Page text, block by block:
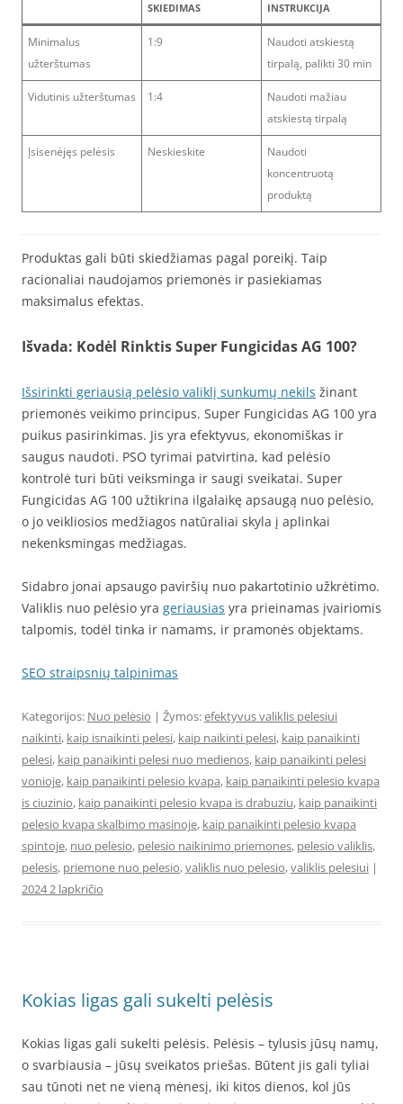
SKIEDIMAS
INSTRUKCIJA
Minimalus
užterštumas
1:9
Naudoti atskiestą
tirpalą, palikti 30 min
Vidutinis užterštumas 1:4
Naudoti mažiau
atskiestą tirpalą
Įsisenėjęs pelėsis Neskieskite
Naudoti
koncentruotą
produktą
Produktas gali būti skiedžiamas pagal poreikį. Taip
racionaliai naudojamos priemonės ir pasiekiamas
maksimalus efektas.
Išvada: Kodėl Rinktis Super Fungicidas AG 100?
Išsirinkti geriausią pelėsio valiklį sunkumų nekils žinant
priemonės veikimo principus. Super Fungicidas AG 100 yra
puikus pasirinkimas. Jis yra efektyvus, ekonomiškas ir
saugus naudoti. PSO tyrimai patvirtina, kad pelėsio
kontrolė turi būti veiksminga ir saugi sveikatai. Super
Fungicidas AG 100 užtikrina ilgalaikę apsaugą nuo pelėsio,
o jo veikliosios medžiagos natūraliai skyla į aplinkai
nekenksmingas medžiagas.
Sidabro jonai apsaugo paviršių nuo pakartotinio užkrėtimo.
Valiklis nuo pelėsio yra geriausias yra prieinamas įvairiomis
talpomis, todėl tinka ir namams, ir pramonės objektams.
SEO straipsnių talpinimas
Kategorijos: Nuo pelėsio | Žymos:efektyvus valiklis pelesiui
naikinti, kaip isnaikinti pelesi, kaip naikinti pelesi, kaip panaikinti
pelesi, kaip panaikinti pelesi nuo medienos, kaip panaikinti pelesi
vonioje, kaip panaikinti pelesio kvapa, kaip panaikinti pelesio kvapa
is ciuzinio, kaip panaikinti pelesio kvapa is drabuziu, kaip panaikinti
pelesio kvapa skalbimo masinoje, kaip panaikinti pelesio kvapa
spintoje, nuo pelesio, pelesio naikinimo priemones, pelesio valiklis,
pelesis, priemone nuo pelesio,valiklis nuo pelesio,valiklis pelesiui |
2024 2 lapkričio
Kokias ligas gali sukelti pelėsis
Kokias ligas gali sukelti pelėsis. Pelėsis – tylusis jūsų namų,
o svarbiausia – jūsų sveikatos priešas. Būtent jis gali tyliai
sau tūnoti net ne vieną mėnesį, iki kitos dienos, kol jūs